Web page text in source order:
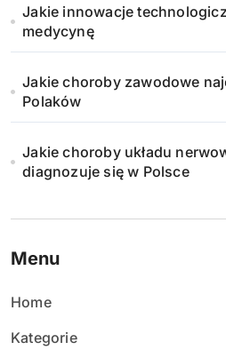
n
i
e
w
p
Jakie innowacje
medycynę
Jakie choroby zawodowe
Polaków
Jakie choroby układu
diagnozuje się w Polsce
Menu
Home
Kategorie